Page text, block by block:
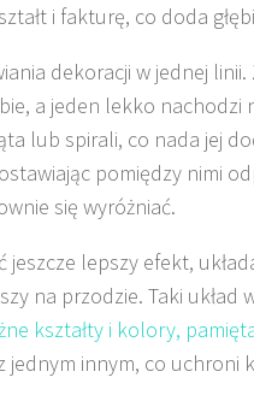
i fakturę, co doda
dekoracji w jednej
a jeden lekko
lub spirali, co nada jej
pomiędzy nimi
się wyróżniać.
jeszcze lepszy efekt,
na przodzie. Taki układ
kształty i kolory,
jednym innym, co uchroni